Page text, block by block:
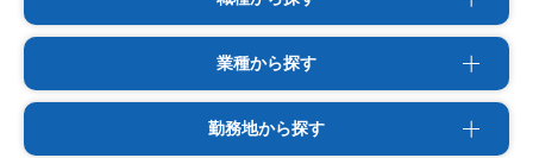
業種から探す
勤務地から探す